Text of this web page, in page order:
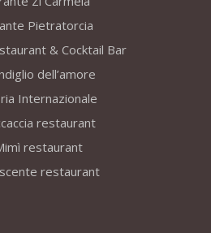
Pietratorcia
& Cocktail Bar
dell’amore
Internazionale
restaurant
restaurant
restaurant